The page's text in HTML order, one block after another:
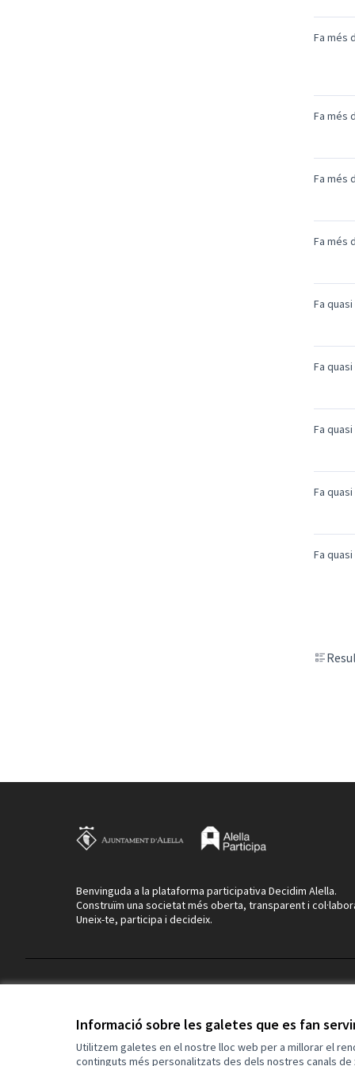
Informació sobre les galetes que es fan
Utilitzem galetes en el nostre lloc web per a millorar el
continguts més personalitzats des dels nostres canals de
Fa més
Fa més
Fa més
Fa més
Fa quasi
Fa quasi
Fa quasi
Fa quasi
Fa quasi
Benvinguda a la plataforma participativa Decidim Alella.
Construïm una societat més oberta, transparent i
Uneix-te, participa i decideix.